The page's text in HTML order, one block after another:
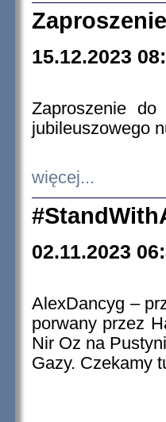
15.12.2023
Zaproszenie do
jubileuszowego
więcej...
02.11.2023
AlexDancyg –
porwany przez
Nir Oz na
Gazy. Czekamy